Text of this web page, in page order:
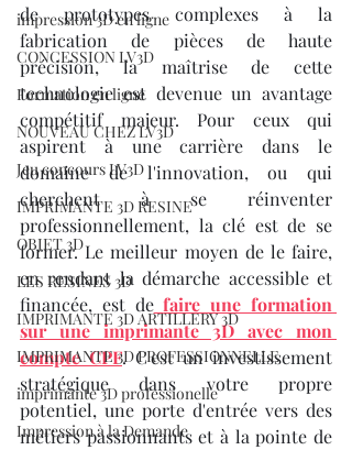
impression 3D en ligne
CONCESSION LV3D
Formation en ligne
NOUVEAU CHEZ LV3D
Jeu concours LV3D
IMPRIMANTE 3D RESINE
OBJET 3D
LES RESINES 3D
IMPRIMANTE 3D ARTILLERY 3D
IMPRIMANTE 3D PROFESSIONNELLE
imprimante 3D professionelle
Impression à la Demande
de prototypes complexes à la
fabrication de pièces de haute
précision, la maîtrise de cette
technologie est devenue un avantage
compétitif majeur. Pour ceux qui
aspirent à une carrière dans le
domaine de l'innovation, ou qui
cherchent à se réinventer
professionnellement, la clé est de se
former. Le meilleur moyen de le faire,
en rendant la démarche accessible et
financée, est de faire une formation
sur une imprimante 3D avec mon
compte CPF. C'est un investissement
stratégique dans votre propre
potentiel, une porte d'entrée vers des
métiers passionnants et à la pointe de